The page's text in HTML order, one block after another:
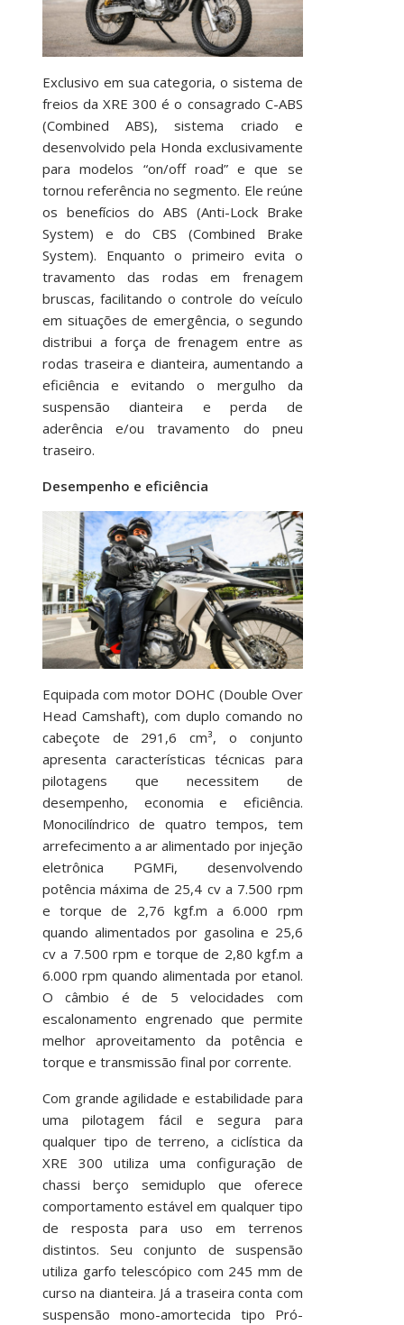
Exclusivo em sua categoria, o sistema de
freios da XRE 300 é o consagrado C-ABS
(Combined ABS), sistema criado e
desenvolvido pela Honda exclusivamente
para modelos “on/off road” e que se
tornou referência no segmento. Ele reúne
os benefícios do ABS (Anti-Lock Brake
System) e do CBS (Combined Brake
System). Enquanto o primeiro evita o
travamento das rodas em frenagem
bruscas, facilitando o controle do veículo
em situações de emergência, o segundo
distribui a força de frenagem entre as
rodas traseira e dianteira, aumentando a
eficiência e evitando o mergulho da
suspensão dianteira e perda de
aderência e/ou travamento do pneu
traseiro.
Desempenho e eficiência
Equipada com motor DOHC (Double Over
Head Camshaft), com duplo comando no
cabeçote de 291,6 cm³, o conjunto
apresenta características técnicas para
pilotagens que necessitem de
desempenho, economia e eficiência.
Monocilíndrico de quatro tempos, tem
arrefecimento a ar alimentado por injeção
eletrônica PGMFi, desenvolvendo
potência máxima de 25,4 cv a 7.500 rpm
e torque de 2,76 kgf.m a 6.000 rpm
quando alimentados por gasolina e 25,6
cv a 7.500 rpm e torque de 2,80 kgf.m a
6.000 rpm quando alimentada por etanol.
O câmbio é de 5 velocidades com
escalonamento engrenado que permite
melhor aproveitamento da potência e
torque e transmissão final por corrente.
Com grande agilidade e estabilidade para
uma pilotagem fácil e segura para
qualquer tipo de terreno, a ciclística da
XRE 300 utiliza uma configuração de
chassi berço semiduplo que oferece
comportamento estável em qualquer tipo
de resposta para uso em terrenos
distintos. Seu conjunto de suspensão
utiliza garfo telescópico com 245 mm de
curso na dianteira. Já a traseira conta com
suspensão mono-amortecida tipo Pró-